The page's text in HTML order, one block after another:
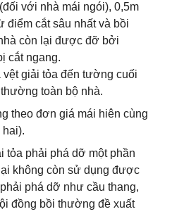
với nhà mái ngói), 0,5m
điểm cắt sâu nhất và bồi
còn lại được đỡ bởi
cắt ngang.
vệt giải tỏa đến tường cuối
toàn bộ nhà.
theo đơn giá mái hiên cùng
hai).
phải phá dỡ một phần
không còn sử dụng được
phá dỡ như cầu thang,
đồng bồi thường đề xuất